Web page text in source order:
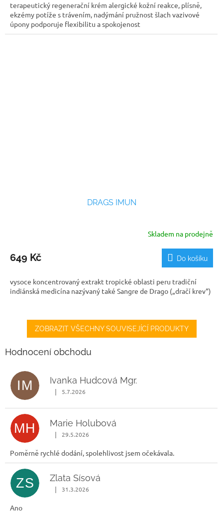
z
5
hvězdiček.
terapeutický regenerační krém alergické kožní reakce, plísně,
ekzémy potíže s trávením, nadýmání pružnost šlach vazivové
úpony podporuje flexibilitu a spokojenost
DRAGS IMUN
produktu
je
z
5
Skladem na prodejně
649 Kč Do košíku
vysoce koncentrovaný extrakt tropické oblasti peru tradiční
indiánská medicína nazývaný také Sangre de Drago („dračí krev“)
ZOBRAZIT VŠECHNY SOUVISEJÍCÍ PRODUKTY
Hodnocení obchodu
IM Ivanka Hudcová Mgr.
Hodnocení obchodu je 5 z 5 hvězdiček.
| 5.7.2026
MH Marie Holubová
Hodnocení obchodu je 5 z 5 hvězdiček.
| 29.5.2026
Poměrně rychlé dodání, spolehlivost jsem očekávala.
ZS Zlata Sísová
Hodnocení obchodu je 5 z 5 hvězdiček.
| 31.3.2026
Ano